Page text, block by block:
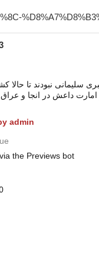
سلیمانی نبودند تا حالا
admin
the Previews bot